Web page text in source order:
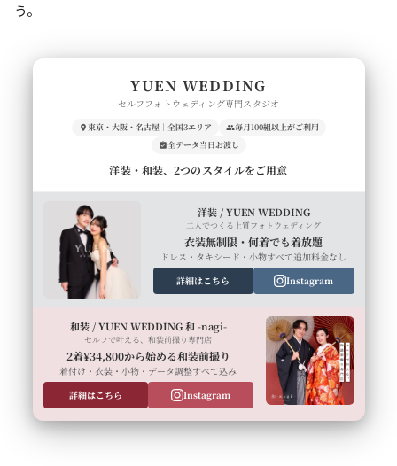
う。
YUEN WEDDING
セルフフォトウェディング専門スタジオ
東京・大阪・名古屋｜全国3エリア
毎月100組以上がご利用
全データ当日お渡し
洋装・和装、2つのスタイルをご用意
洋装 / YUEN WEDDING
二人でつくる上質フォトウェディング
衣装無制限・何着でも着放題
ドレス・タキシード・小物すべて追加料金なし
詳細はこちら
Instagram
和装 / YUEN WEDDING 和 -nagi-
セルフで叶える、和装前撮り専門店
2着¥34,800から始める和装前撮り
着付け・衣装・小物・データ調整すべて込み
詳細はこちら
Instagram